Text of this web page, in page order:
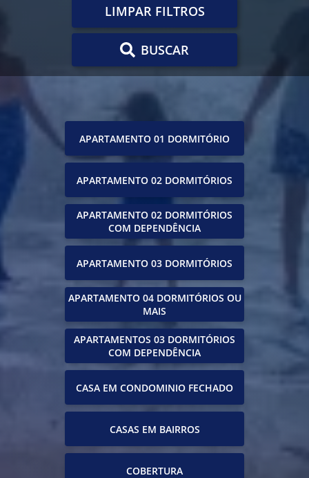
LIMPAR FILTROS
BUSCAR
APARTAMENTO 01 DORMITÓRIO
APARTAMENTO 02 DORMITÓRIOS
APARTAMENTO 02 DORMITÓRIOS
COM DEPENDÊNCIA
APARTAMENTO 03 DORMITÓRIOS
APARTAMENTO 04 DORMITÓRIOS OU
MAIS
APARTAMENTOS 03 DORMITÓRIOS
COM DEPENDÊNCIA
CASA EM CONDOMINIO FECHADO
CASAS EM BAIRROS
COBERTURA